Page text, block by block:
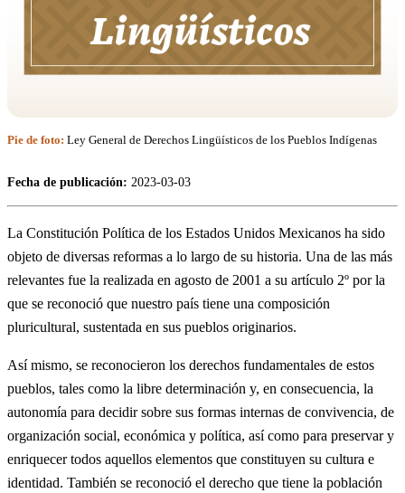
Pie de foto: Ley General de Derechos Lingüísticos de los Pueblos Indígenas
Fecha de publicación: 2023-03-03
La Constitución Política de los Estados Unidos Mexicanos ha sido
objeto de diversas reformas a lo largo de su historia. Una de las más
relevantes fue la realizada en agosto de 2001 a su artículo 2º por la
que se reconoció que nuestro país tiene una composición
pluricultural, sustentada en sus pueblos originarios.
Así mismo, se reconocieron los derechos fundamentales de estos
pueblos, tales como la libre determinación y, en consecuencia, la
autonomía para decidir sobre sus formas internas de convivencia, de
organización social, económica y política, así como para preservar y
enriquecer todos aquellos elementos que constituyen su cultura e
identidad. También se reconoció el derecho que tiene la población